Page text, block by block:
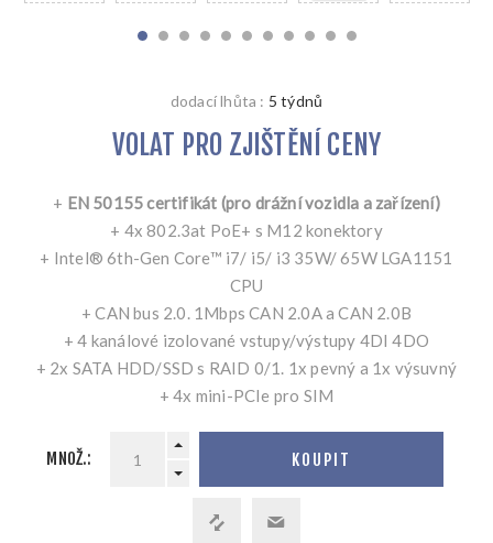
dodací lhůta : 5 týdnů
VOLAT PRO ZJIŠTĚNÍ CENY
+ EN 50155 certifikát (pro drážní vozidla a zařízení)
+ 4x 802.3at PoE+ s M12 konektory
+ Intel® 6th-Gen Core™ i7/ i5/ i3 35W/ 65W LGA1151
CPU
+ CAN bus 2.0. 1Mbps CAN 2.0A a CAN 2.0B
+ 4 kanálové izolované vstupy/výstupy 4DI 4DO
+ 2x SATA HDD/SSD s RAID 0/1. 1x pevný a 1x výsuvný
+ 4x mini-PCIe pro SIM
MNOŽ.: KOUPIT